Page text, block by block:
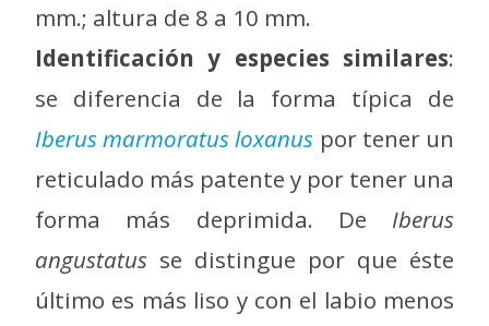
mm.; altura de 8 a 10 mm.
Identificación y especies similares:
se diferencia de la forma típica de
Iberus marmoratus loxanus por tener un
reticulado más patente y por tener una
forma más deprimida. De Iberus
angustatus se distingue por que éste
último es más liso y con el labio menos